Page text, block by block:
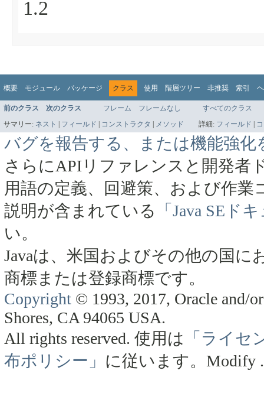
1.2
概要 モジュール パッケージ クラス 使用 階層ツリー 非推奨 索引
前のクラス 次のクラス フレーム フレームなし
すべてのクラス
サマリー: ネスト | フィールド | コンストラクタ | メソッド 詳細: フィールド |
バグを報告する、または機能強化
さらにAPIリファレンスと開発者
用語の定義、回避策、および作
説明が含まれている
「Java SEド
い。
Javaは、米国およびその他の国に
商標または登録商標です。
Copyright © 1993, 2017, Oracle and/
Shores, CA 94065 USA.
All rights reserved. 使用は 「ライセ
布ポリシー」 に従います。 Modify